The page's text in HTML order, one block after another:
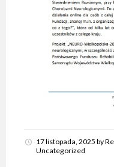
17 listopada, 2025 by
Uncategorized